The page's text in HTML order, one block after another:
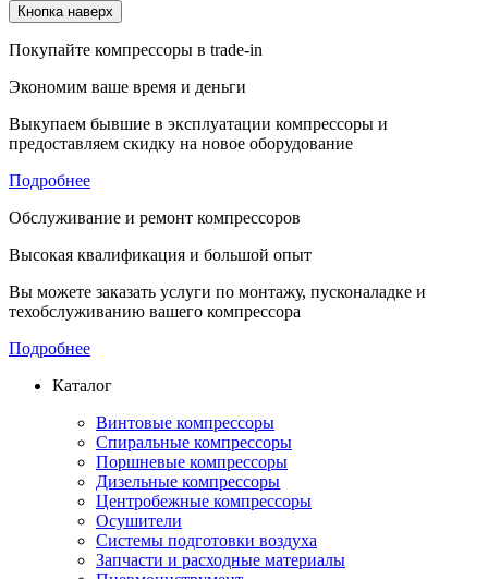
Кнопка наверх
Покупайте компрессоры в trade-in
Экономим ваше время и деньги
Выкупаем бывшие в эксплуатации компрессоры и
предоставляем скидку на новое оборудование
Подробнее
Обслуживание и ремонт компрессоров
Высокая квалификация и большой опыт
Вы можете заказать услуги по монтажу, пусконаладке и
техобслуживанию вашего компрессора
Подробнее
Каталог
Винтовые компрессоры
Спиральные компрессоры
Поршневые компрессоры
Дизельные компрессоры
Центробежные компрессоры
Осушители
Системы подготовки воздуха
Запчасти и расходные материалы